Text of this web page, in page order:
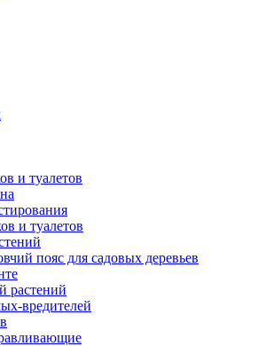
и туалетов
и туалетов
пояс для садовых деревьев
растений
вредителей